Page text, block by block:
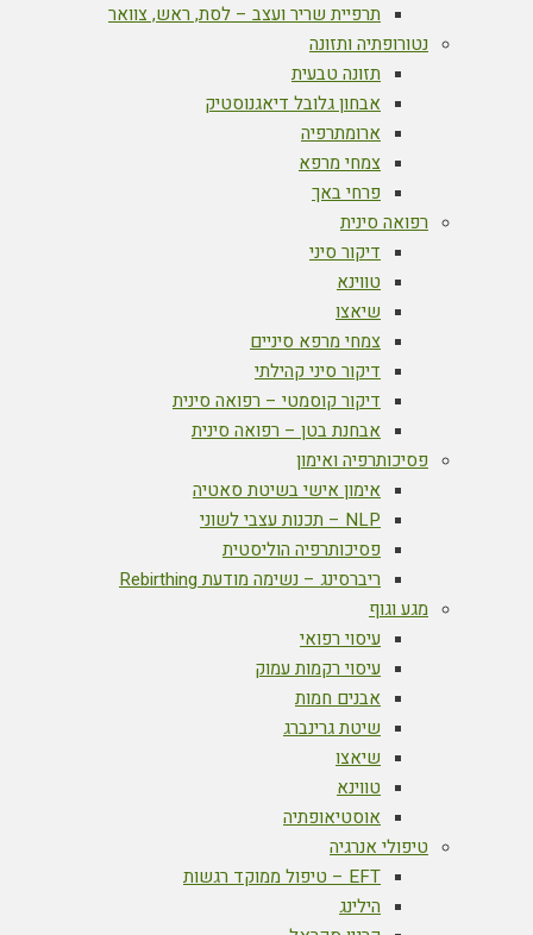
תרפיית שריר ועצב – לסת, ראש, צוואר
נטורופתיה ותזונה
תזונה טבעית
אבחון גלובל דיאגנוסטיק
ארומתרפיה
צמחי מרפא
פרחי באך
רפואה סינית
דיקור סיני
טווינא
שיאצו
צמחי מרפא סיניים
דיקור סיני קהילתי
דיקור קוסמטי – רפואה סינית
אבחנת בטן – רפואה סינית
פסיכותרפיה ואימון
אימון אישי בשיטת סאטיה
NLP – תכנות עצבי לשוני
פסיכותרפיה הוליסטית
ריברסינג – נשימה מודעת Rebirthing
מגע וגוף
עיסוי רפואי
עיסוי רקמות עמוק
אבנים חמות
שיטת גרינברג
שיאצו
טווינא
אוסטיאופתיה
טיפולי אנרגיה
EFT – טיפול ממוקד רגשות
הילינג